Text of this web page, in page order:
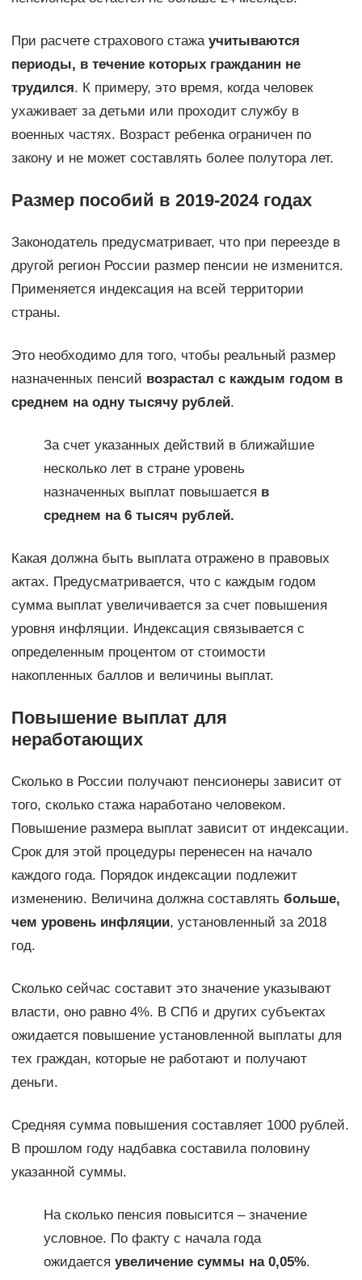
При расчете страхового стажа учитываются
периоды, в течение которых гражданин не
трудился. К примеру, это время, когда человек
ухаживает за детьми или проходит службу в
военных частях. Возраст ребенка ограничен по
закону и не может составлять более полутора лет.
Размер пособий в 2019-2024 годах
Законодатель предусматривает, что при переезде в
другой регион России размер пенсии не изменится.
Применяется индексация на всей территории
страны.
Это необходимо для того, чтобы реальный размер
назначенных пенсий возрастал с каждым годом в
среднем на одну тысячу рублей.
За счет указанных действий в ближайшие
несколько лет в стране уровень
назначенных выплат повышается в
среднем на 6 тысяч рублей.
Какая должна быть выплата отражено в правовых
актах. Предусматривается, что с каждым годом
сумма выплат увеличивается за счет повышения
уровня инфляции. Индексация связывается с
определенным процентом от стоимости
накопленных баллов и величины выплат.
Повышение выплат для
неработающих
Сколько в России получают пенсионеры зависит от
того, сколько стажа наработано человеком.
Повышение размера выплат зависит от индексации.
Срок для этой процедуры перенесен на начало
каждого года. Порядок индексации подлежит
изменению. Величина должна составлять больше,
чем уровень инфляции, установленный за 2018
год.
Сколько сейчас составит это значение указывают
власти, оно равно 4%. В СПб и других субъектах
ожидается повышение установленной выплаты для
тех граждан, которые не работают и получают
деньги.
Средняя сумма повышения составляет 1000 рублей.
В прошлом году надбавка составила половину
указанной суммы.
На сколько пенсия повысится – значение
условное. По факту с начала года
ожидается увеличение суммы на 0,05%.